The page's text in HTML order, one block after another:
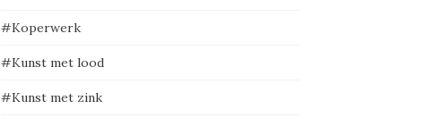
#Koperwerk
#Kunst met lood
#Kunst met zink